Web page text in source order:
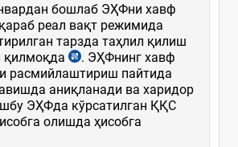
бошлаб ЭҲФни хавф
реал вақт режимида
тарзда таҳлил қилиш
қилмоқда
. ЭҲФнинг хавф
расмийлаштириш пайтида
аниқланади ва харидор
ЭҲФда кўрсатилган ҚҚС
олишда ҳисобга